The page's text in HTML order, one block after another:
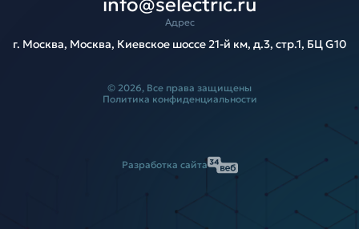
info@selectric.ru
Адрес
г. Москва, Москва, Киевское шоссе 21-й км, д.3, стр.1, БЦ G10
© 2026, Все права защищены
Политика конфиденциальности
Разработка сайта